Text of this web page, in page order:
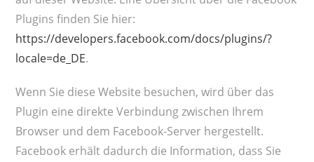
Plugins finden Sie hier:
https://developers.facebook.com/docs/plugins/?
locale=de_DE.
Wenn Sie diese Website besuchen, wird über das
Plugin eine direkte Verbindung zwischen Ihrem
Browser und dem Facebook-Server hergestellt.
Facebook erhält dadurch die Information, dass Sie